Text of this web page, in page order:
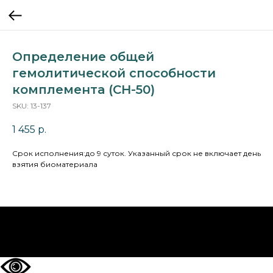
Определение общей
гемолитической способности
комплемента (CH-50)
SKU: 13-137
1 455 р.
Cрок исполнения:до 9 суток. Указанный срок не включает день
взятия биоматериала